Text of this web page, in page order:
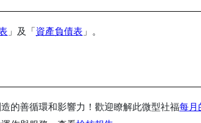
」及「資產負債表 」。
的善循環和影響力！歡迎瞭解此微型社福每月